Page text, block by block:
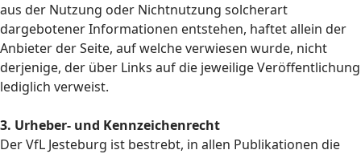
aus der Nutzung oder Nichtnutzung solcherart
dargebotener Informationen entstehen, haftet allein der
Anbieter der Seite, auf welche verwiesen wurde, nicht
derjenige, der über Links auf die jeweilige Veröffentlichung
lediglich verweist.
3. Urheber- und Kennzeichenrecht
Der VfL Jesteburg ist bestrebt, in allen Publikationen die